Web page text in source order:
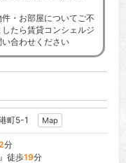
・お部屋についてご不
たら賃貸コンシェルジ
合わせください
町5-1 Map
分
』徒歩19分